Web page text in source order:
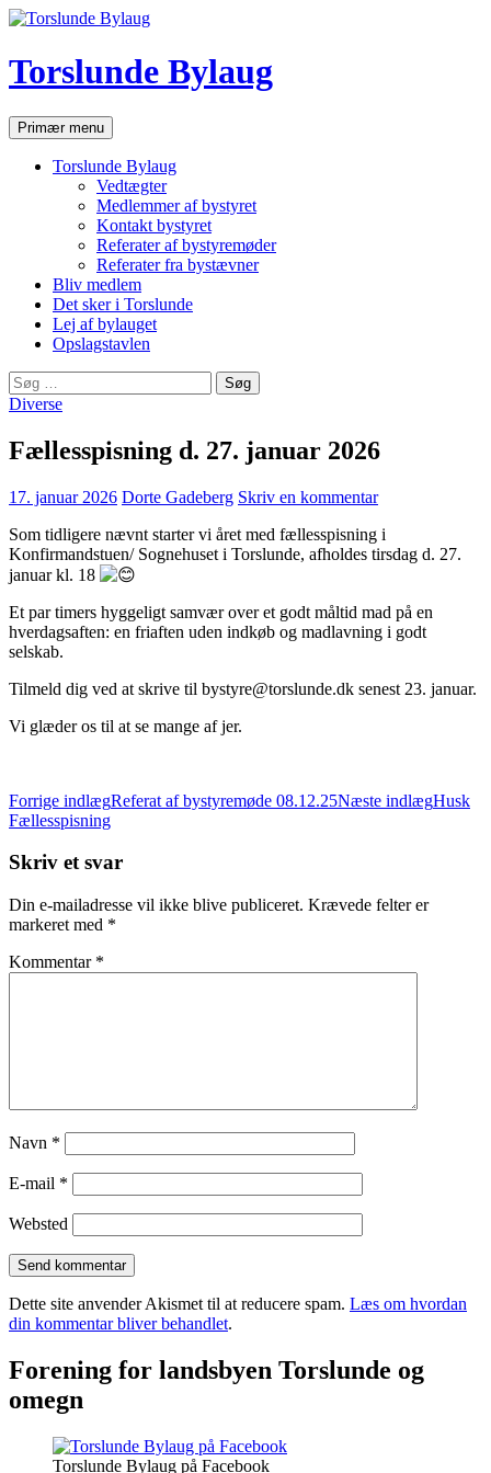
Hop
indhold
Torslunde Bylaug
SøgPrimær menu
Torslunde Bylaug
Vedtægter
Medlemmer af bystyret
Kontakt bystyret
Referater af bystyremøder
Referater fra bystævner
Bliv medlem
Det sker i Torslunde
Lej af bylauget
Opslagstavlen
Søg
efter:
Diverse
Fællesspisning d. 27. januar 2026
17. januar 2026 Dorte Gadeberg Skriv en kommentar
Som tidligere nævnt starter vi året med fællesspisning i
Konfirmandstuen/ Sognehuset i Torslunde, afholdes tirsdag d. 27.
januar kl. 18
Et par timers hyggeligt samvær over et godt måltid mad på en
hverdagsaften: en friaften uden indkøb og madlavning i godt
selskab.
Tilmeld dig ved at skrive til bystyre@torslunde.dk senest 23. januar.
Vi glæder os til at se mange af jer.
Indlægsnavigation
Forrige indlægReferat af bystyremøde 08.12.25Næste indlægHusk
Fællesspisning
Skriv et svar
Din e-mailadresse vil ikke blive publiceret. Krævede felter er
markeret med *
Kommentar *
Navn *
E-mail *
Websted
Dette site anvender Akismet til at reducere spam. Læs om hvordan
din kommentar bliver behandlet.
Forening for landsbyen Torslunde og
omegn
Torslunde Bylaug på Facebook